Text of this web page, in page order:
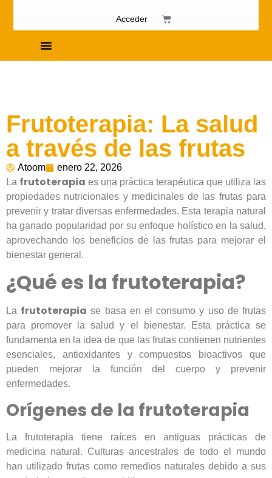
Acceder
Frutoterapia: La salud
a través de las frutas
Atoom
enero 22, 2026
La frutoterapia es una práctica terapéutica que utiliza las
propiedades nutricionales y medicinales de las frutas para
prevenir y tratar diversas enfermedades. Esta terapia natural
ha ganado popularidad por su enfoque holístico en la salud,
aprovechando los beneficios de las frutas para mejorar el
bienestar general.
¿Qué es la frutoterapia?
La frutoterapia se basa en el consumo y uso de frutas
para promover la salud y el bienestar. Esta práctica se
fundamenta en la idea de que las frutas contienen nutrientes
esenciales, antioxidantes y compuestos bioactivos que
pueden mejorar la función del cuerpo y prevenir
enfermedades.
Orígenes de la frutoterapia
La frutoterapia tiene raíces en antiguas prácticas de
medicina natural. Culturas ancestrales de todo el mundo
han utilizado frutas como remedios naturales debido a sus